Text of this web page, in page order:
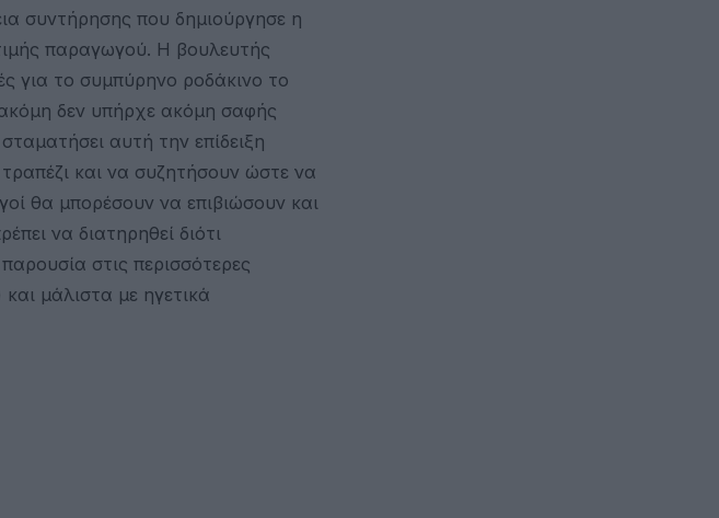
συντήρησης που δημιούργησε η
παραγωγού. Η βουλευτής
για το συμπύρηνο ροδάκινο το
δεν υπήρχε ακόμη σαφής
αυτή την επίδειξη
και να συζητήσουν ώστε να
θα μπορέσουν να επιβιώσουν και
να διατηρηθεί διότι
στις περισσότερες
μάλιστα με ηγετικά